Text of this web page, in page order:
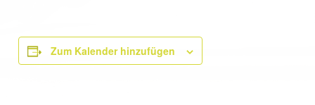
Zum Kalender hinzufügen